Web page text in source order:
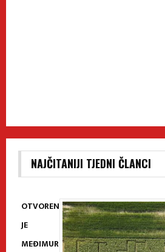
NAJČITANIJI TJEDNI ČLANCI
OTVOREN
JE
MEĐIMUR